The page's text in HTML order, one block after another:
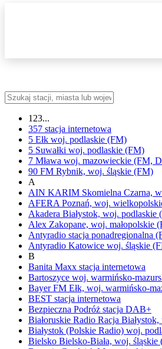
123...
357 stacja internetowa
5 Ełk woj. podlaskie (FM)
5 Suwałki woj. podlaskie (FM)
7 Mława woj. mazowieckie (FM,
90 FM Rybnik, woj. śląskie (FM)
A
AIN KARIM Skomielna Czarna,
AFERA Poznań, woj.
Akadera Białystok, woj. podlaskie
Alex Zakopane, woj. małopolskie
Antyradio stacja ponadregionalna
Antyradio Katowice woj. śląskie
B
Banita Maxx stacja internetowa
Bartoszyce woj. warmińsko-
Bayer FM Ełk, woj. warmińsko-
BEST stacja internetowa
Bezpieczna Podróż stacja DAB+
Białoruskie Radio Racja Białystok,
Białystok (Polskie Radio) woj.
Bielsko Bielsko-Biała, woj. śląskie